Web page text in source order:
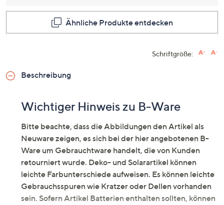
Ähnliche Produkte entdecken
Schriftgröße:
Beschreibung
Wichtiger Hinweis zu B-Ware
Bitte beachte, dass die Abbildungen den Artikel als
Neuware zeigen, es sich bei der hier angebotenen B-
Ware um Gebrauchtware handelt, die von Kunden
retourniert wurde. Deko- und Solarartikel können
leichte Farbunterschiede aufweisen. Es können leichte
Gebrauchsspuren wie Kratzer oder Dellen vorhanden
sein. Sofern Artikel Batterien enthalten sollten, können